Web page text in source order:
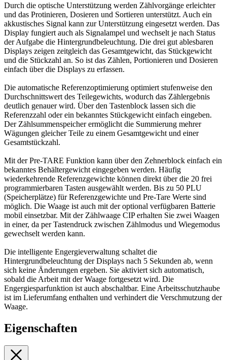
Durch die optische Unterstützung werden Zählvorgänge erleichter
und das Protinieren, Dosieren und Sortieren unterstützt. Auch ein
akkustisches Signal kann zur Unterstützung eingesetzt werden. Das
Display fungiert auch als Signalampel und wechselt je nach Status
der Aufgabe die Hintergrundbeleuchtung. Die drei gut ablesbaren
Displays zeigen zeitgleich das Gesamtgewicht, das Stückgewicht
und die Stückzahl an. So ist das Zählen, Portionieren und Dosieren
einfach über die Displays zu erfassen.
Die automatische Referenzoptimierung optimiert stufenweise den
Durchschnittswert des Teilegewichts, wodurch das Zählergebnis
deutlich genauer wird. Über den Tastenblock lassen sich die
Referenzzahl oder ein bekanntes Stückgewicht einfach eingeben.
Der Zählsummenspeicher ermöglicht die Summierung mehrer
Wägungen gleicher Teile zu einem Gesamtgewicht und einer
Gesamtstückzahl.
Mit der Pre-TARE Funktion kann über den Zehnerblock einfach ein
bekanntes Behältergewicht eingegeben werden. Häufig
wiederkehrende Referenzgewichte können direkt über die 20 frei
programmierbaren Tasten ausgewählt werden. Bis zu 50 PLU
(Speicherplätze) für Referenzgewichte und Pre-Tare Werte sind
möglich. Die Waage ist auch mit der optional verfügbaren Batterie
mobil einsetzbar. Mit der Zählwaage CIP erhalten Sie zwei Waagen
in einer, da per Tastendruck zwischen Zählmodus und Wiegemodus
gewechselt werden kann.
Die intelligente Engergieverwaltung schaltet die
Hintergrundbeleuchtung der Displays nach 5 Sekunden ab, wenn
sich keine Änderungen ergeben. Sie aktiviert sich automatisch,
sobald die Arbeit mit der Waage fortgesetzt wird. Die
Engergiesparfunktion ist auch abschaltbar. Eine Arbeitsschutzhaube
ist im Lieferumfang enthalten und verhindert die Verschmutzung der
Waage.
Eigenschaften